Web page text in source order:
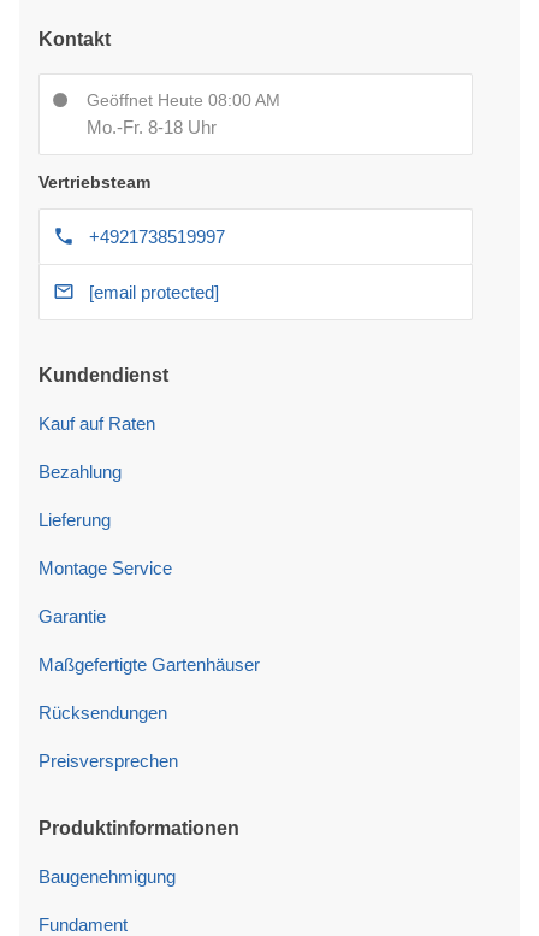
Kontakt
Geöffnet Heute 08:00 AM
Mo.-Fr. 8-18 Uhr
Vertriebsteam
+4921738519997
[email protected]
Kundendienst
Kauf auf Raten
Bezahlung
Lieferung
Montage Service
Garantie
Maßgefertigte Gartenhäuser
Rücksendungen
Preisversprechen
Produktinformationen
Baugenehmigung
Fundament